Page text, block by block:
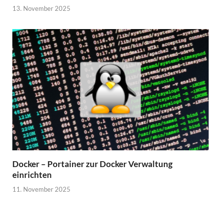
13. November 2025
Docker – Portainer zur Docker Verwaltung
einrichten
11. November 2025